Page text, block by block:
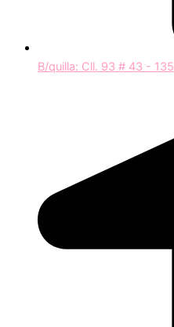
B/quilla: Cll. 93 # 43 - 135